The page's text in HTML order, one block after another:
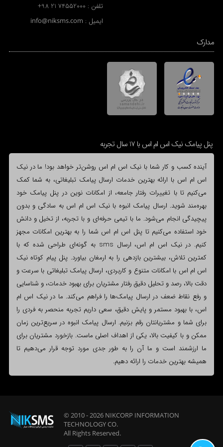
تلفن : +98 21 74552000
ایمیل : info@niksms.com
مدارک
پنل پیامک نیک اس ام اس با 17 سال تجربه
آینده کسب و کار شما با نیک اس ام اس روشن‌تر خواهد بود! ما در نیک
اس ام اس با ارائه بهترین خدمات ارسال پیامک تبلیغاتی، به شما کمک
می‌کنیم تا با تغییرات رفتار جامعه، از امکانات نوین در پنل پیامک خود
بهره‌مند شوید. ارسال پیامک انبوه با نیک اس ام اس به سادگی و بدون
پیچیدگی انجام می‌شود. ما با تیمی حرفه‌ای و با تجربه، از تخیل و دانش
خود استفاده می‌کنیم تا پنل اس ام اس شما را به بهترین امکانات مجهز
کنیم. در نیک اس ام اس، ارسال sms به گونه‌ای طراحی شده که با
کمترین تلاش، بیشترین بازدهی را به ارمغان بیاورد. پنل پیام کوتاه نیک
اس ام اس با امکانات متنوع و کاربردی، ارسال پیامک تبلیغاتی با سرعت و
دقت بالا، رصد و تحلیل دقیق رفتار مشتریان برای بهبود خدمات، و شناسایی
و رفع نقاط ضعف در ارسال پیامک‌ها را فراهم می‌کند. ما در نیک اس ام
اس، با بهبود مستمر و پایش دقیق، سعی داریم تجربه منحصر به فردی را
برای شما و مشتریانتان رقم بزنیم. ارسال پیامک انبوه در سریع‌ترین زمان
ممکن و با کیفیت بالا، یکی از اهداف اصلی ماست. بازخورد مشتریان برای
ما ارزشمند است و ما آن را به طور جدی مورد توجه قرار می‌دهیم تا
همیشه بهترین خدمات را ارائه دهیم.
© 2010 - 2026 NIKCORP INFORMATION
TECHNOLOGYCO.
All Rights Reserved.